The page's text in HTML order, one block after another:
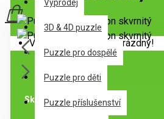
Výprodej
3D & 4D puzzle
Puzzle pro dospělé
Puzzle pro děti
Puzzle příslušenství
Váš nákupní košík je prázdný!
Skladem